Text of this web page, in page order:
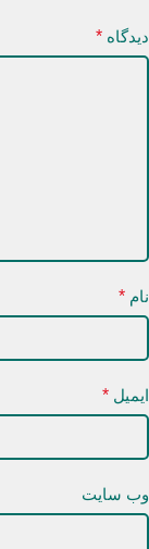
دیدگاه *
نام *
ایمیل *
وب‌ سایت